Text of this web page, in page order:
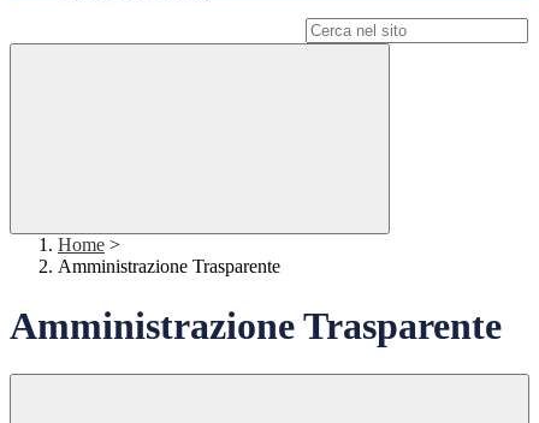
Home >
Amministrazione Trasparente
Amministrazione Trasparente